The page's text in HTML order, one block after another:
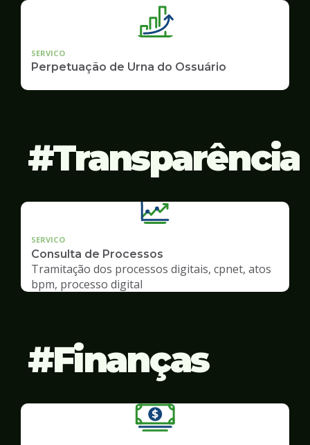
SERVICO
Perpetuação de Urna do Ossuário
Transparência
SERVICO
Consulta de Processos
Tramitação dos processos digitais, cpnet, atos
bpm, processo digital
Finanças